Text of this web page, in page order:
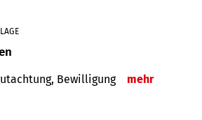
Bewilligung mehr